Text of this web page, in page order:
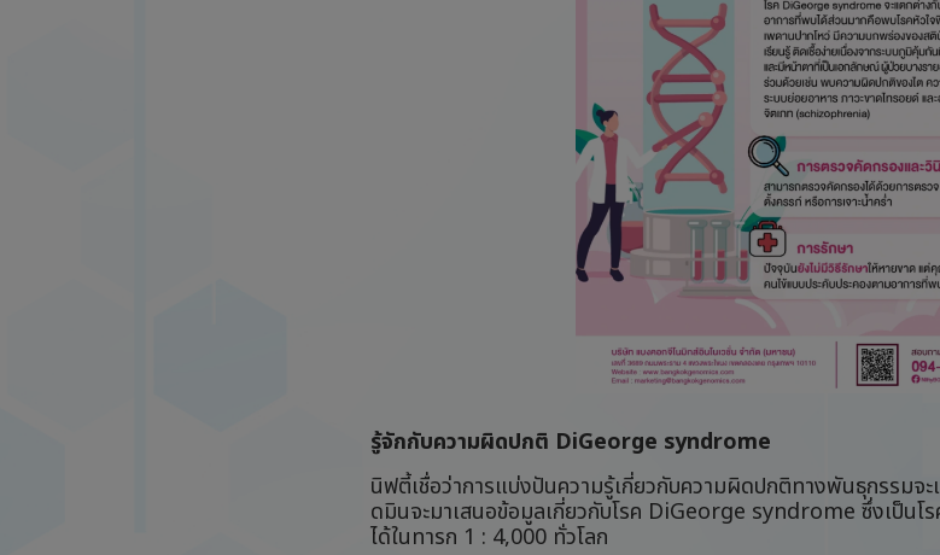
รู้จักกับความผิดปกติ DiGeorge syndrome
นิฟตี้เชื่อว่าการแบ่งปันความรู้เกี่ยวกับความผิดปกติทางพันธุกรรม
ดมินจะมาเสนอข้อมูลเกี่ยวกับโรค DiGeorge syndrome ซึ่งเป็นโ
ได้ในทารก 1 : 4,000 ทั่วโลก